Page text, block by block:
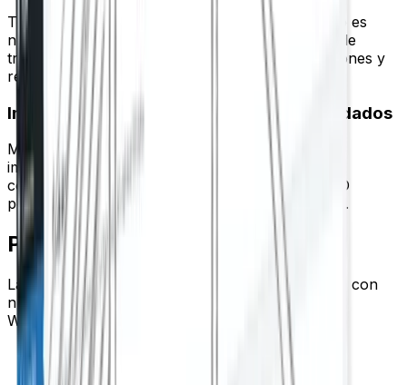
Totalmente compatible con la interfaz clásica, no es
necesario volver a aprender. Mantenga su flujo de
trabajo familiar y al mismo tiempo obtenga funciones y
recomendaciones modernas.
Importar desde complementos SEO heredados
Migre con confianza. Nuestras herramientas de
importación detectan y transfieren metadatos y
configuraciones históricas de complementos SEO
populares para mantener segura su clasificación.
Precios simples y asequibles
La mayor cantidad de funciones al menor precio, con
nuevas mejoras cada mes. El plugin de SEO para
WordPress con mejor relación calidad-precio.